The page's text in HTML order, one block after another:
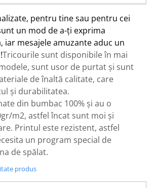
pentru tine sau pentru cei
un mod de a-ți exprima
iar mesajele amuzante aduc un
Tricourile sunt disponibile în mai
sunt usor de purtat și sunt
de înaltă calitate, care
și durabilitatea.
din bumbac 100% și au o
m2, astfel încat sunt moi și
Printul este rezistent, astfel
un program special de
de spălat.
produs